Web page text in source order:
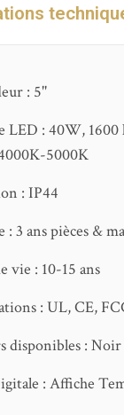
: 5''
LED : 40W, 1600
5000K
: IP44
: 3 ans pièces &
vie : 10-15 ans
: UL, CE,
disponibles :
: Affiche